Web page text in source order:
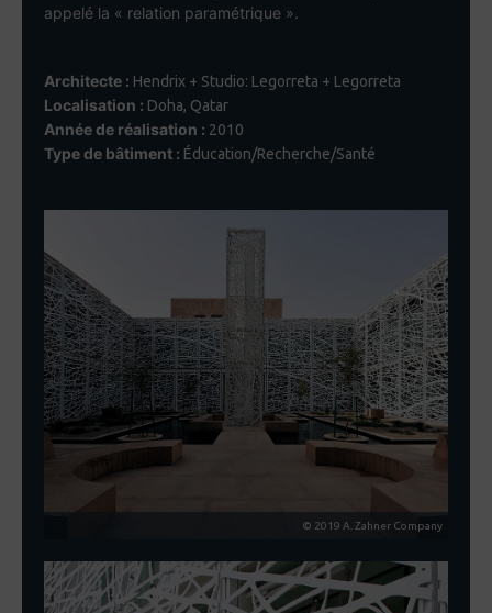
appelé la « relation paramétrique ».
Architecte : Hendrix + Studio: Legorreta + Legorreta
Localisation : Doha, Qatar
Année de réalisation : 2010
Type de bâtiment : Éducation/Recherche/Santé
© 2019 A. Zahner Company